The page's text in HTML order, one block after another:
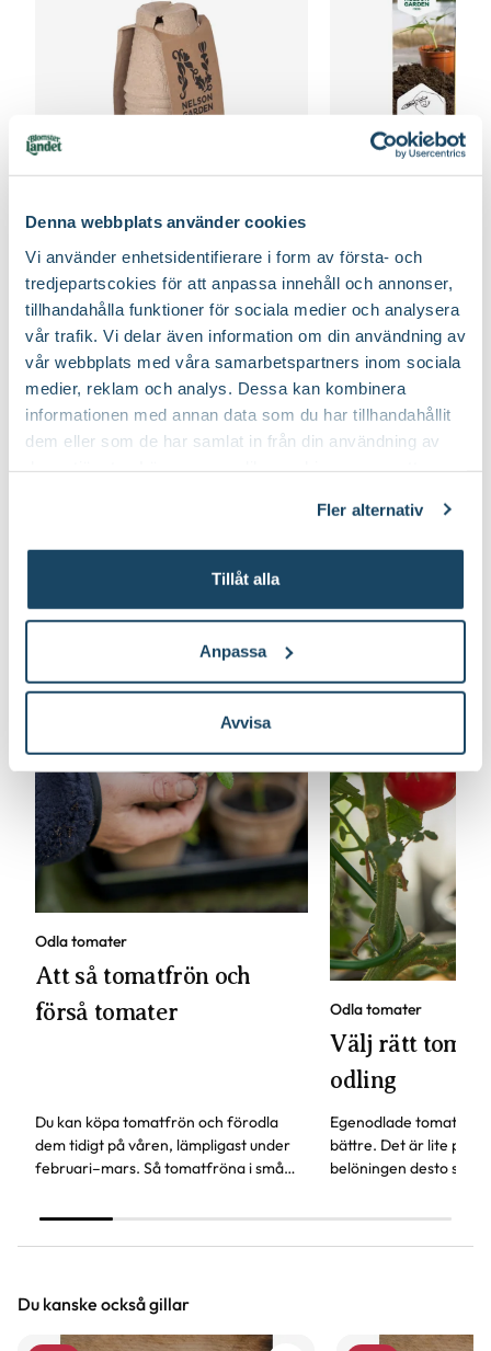
Denna webbplats använder cookies
Vi använder enhetsidentifierare i form av första- och
tredjepartscokies för att anpassa innehåll och annonser,
tillhandahålla funktioner för sociala medier och analysera
vår trafik. Vi delar även information om din användning av
vår webbplats med våra samarbetspartners inom sociala
medier, reklam och analys. Dessa kan kombinera
informationen med annan data som du har tillhandahållit
dem eller som de har samlat in från din användning av
Fler alternativ
Tillåt alla
Anpassa
Avvisa
Fiberpots / Fiberkruka
Nelson Garden
3990
Välj butik
Online
Fåtal i lager
Till Produkten
till Fiberpots / Fiberkruka produktsida
Nelson Garden
Välj butik
Online
Till
Tips för din grönsaksodling - tomat, gurka och mycket
Odla tomater
Att så tomatfrön och
förså tomater
Du kan köpa tomatfrön och förodla
dem tidigt på våren, lämpligast under
februari–mars. Så tomatfröna i små
våra bästa tips.
Odla tomater
Välj rätt
odling
Egenodlade tomater
bättre. Det är lite
belöningen desto
tomat.
Du kanske också gillar